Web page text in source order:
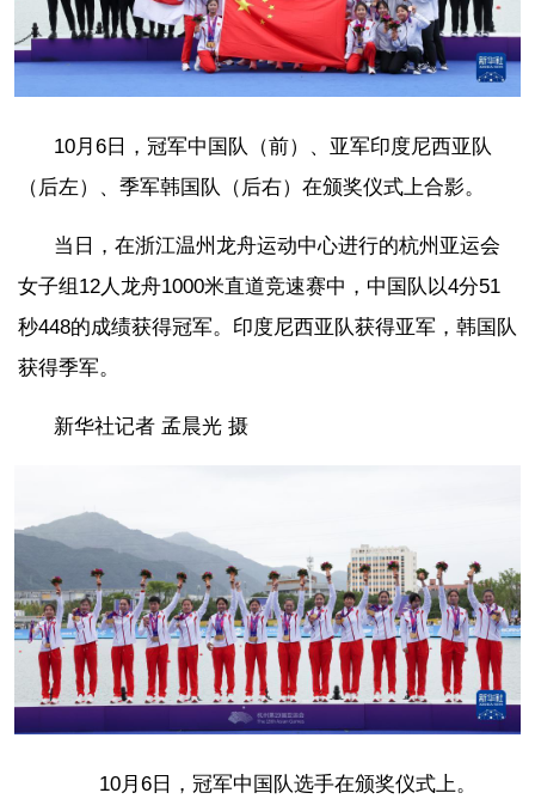
10月6日，冠军中国队（前）、亚军印度尼西亚队
（后左）、季军韩国队（后右）在颁奖仪式上合影。
当日，在浙江温州龙舟运动中心进行的杭州亚运会
女子组12人龙舟1000米直道竞速赛中，中国队以4分51
秒448的成绩获得冠军。印度尼西亚队获得亚军，韩国队
获得季军。
新华社记者 孟晨光 摄
10月6日，冠军中国队选手在颁奖仪式上。